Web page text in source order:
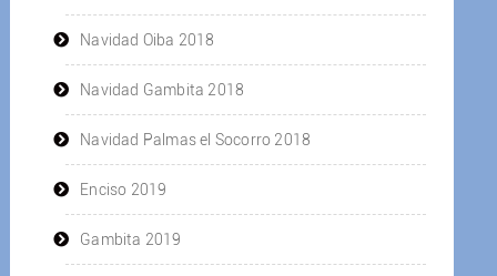
Navidad Oiba 2018
Navidad Gambita 2018
Navidad Palmas el Socorro 2018
Enciso 2019
Gambita 2019